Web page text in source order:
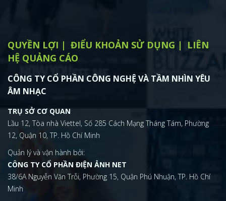
QUYỀN LỢI ĐIỂU KHOẢN SỬ DỤNG
LIÊN
HỆ QUẢNG CÁO
CÔNG TY CỔ PHẦN CÔNG NGHỆ VÀ TẦM NHÌN YÊU
ÂM NHẠC
TRỤ SỞ CƠ QUAN
Lầu 12, Tòa nhà Viettel, Số 285 Cách Mạng Tháng Tám, Phường
12, Quận 10, TP. Hồ Chí Minh
Quản lý và vận hành bởi:
CÔNG TY CỔ PHẦN ĐIỆN ẢNH NET
38/6A Nguyễn Văn Trỗi, Phường 15, Quận Phú Nhuận, TP. Hồ Chí
Minh